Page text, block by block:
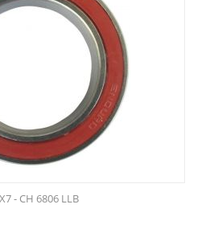
- CH 6806 LLB